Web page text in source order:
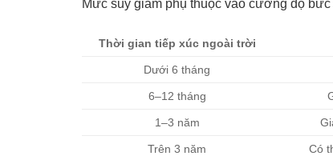
Mức suy giảm phụ thuộc vào cường độ
Thời gian tiếp xúc ngoài trời
Dưới 6 tháng
6–12 tháng
1–3 năm
Trên 3 năm Có